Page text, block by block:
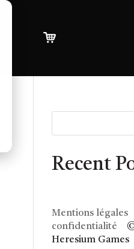
Recent
Mentions légales
confidentialité
Heresium Games